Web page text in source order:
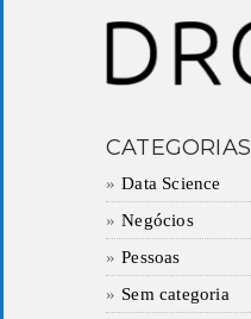
CATEGORIAS
Data Science
Negócios
Pessoas
Sem categoria